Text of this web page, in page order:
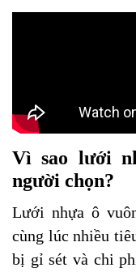
Vì sao lưới
người chọn?
Lưới nhựa ô
cùng lúc nhiều
bị gỉ sét và chi